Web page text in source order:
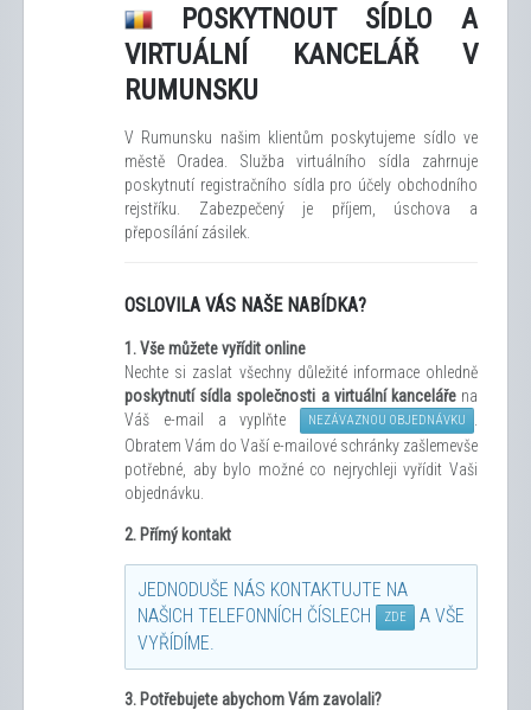
POSKYTNOUT SÍDLO A
VIRTUÁLNÍ KANCELÁŘ V
RUMUNSKU
V Rumunsku našim klientům poskytujeme sídlo ve
městě Oradea. Služba virtuálního sídla zahrnuje
poskytnutí registračního sídla pro účely obchodního
rejstříku. Zabezpečený je příjem, úschova a
přeposílání zásilek.
OSLOVILA VÁS NAŠE NABÍDKA?
1.Vše můžete vyříditonline
Nechte si zaslat všechny důležité informace ohledně
poskytnutí sídla společnosti a virtuální kancelářena
Váš e-mail a vyplňte
NEZÁVAZNOU OBJEDNÁVKU
Obratem Vám do Vaší e-mailové schránky zašlemevše
potřebné, aby bylo možné co nejrychleji vyřídit Vaši
objednávku.
2. Přímý kontakt
JEDNODUŠE NÁS KONTAKTUJTE NA
NAŠICH TELEFONNÍCH ČÍSLECH
ZDE
A VŠE
VYŘÍDÍME.
3. Potřebujete abychom Vám zavolali?